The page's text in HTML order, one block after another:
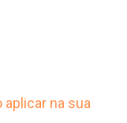
na sua